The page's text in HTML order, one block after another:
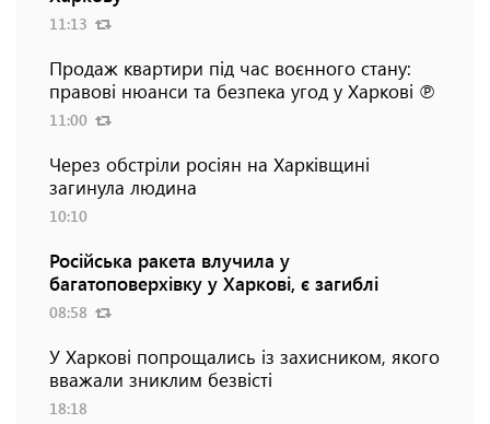
11:13
Продаж квартири під час воєнного стану:
правові нюанси та безпека угод у Харкові ℗
11:00
Через обстріли росіян на Харківщині
загинула людина
10:10
Російська ракета влучила у
багатоповерхівку у Харкові, є загиблі
08:58
У Харкові попрощались із захисником, якого
вважали зниклим безвісті
18:18